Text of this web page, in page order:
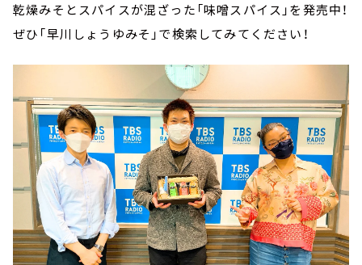
乾燥みそとスパイスが混ざった「味噌スパイス」を発売中！
ぜひ「早川しょうゆみそ」で検索してみてください！